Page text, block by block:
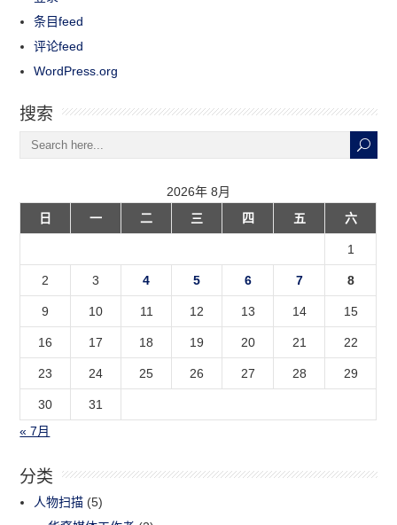
条目feed
评论feed
WordPress.org
搜索
2026年 8月
日
一 二 三 四 五 六
1
2 3 4 5 6 7 8
9 10 11 12 13 14 15
16 17 18 19 20 21 22
23 24 25 26 27 28 29
30
31
« 7月
分类
人物扫描 (5)